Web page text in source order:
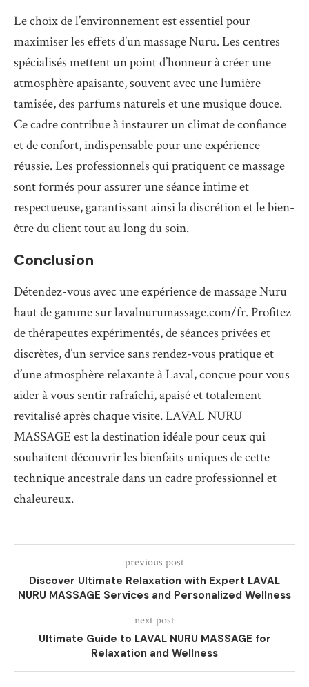
Le choix de l’environnement est essentiel pour
maximiser les effets d’un massage Nuru. Les centres
spécialisés mettent un point d’honneur à créer une
atmosphère apaisante, souvent avec une lumière
tamisée, des parfums naturels et une musique douce.
Ce cadre contribue à instaurer un climat de confiance
et de confort, indispensable pour une expérience
réussie. Les professionnels qui pratiquent ce massage
sont formés pour assurer une séance intime et
respectueuse, garantissant ainsi la discrétion et le bien-
être du client tout au long du soin.
Conclusion
Détendez-vous avec une expérience de massage Nuru
haut de gamme sur lavalnurumassage.com/fr. Profitez
de thérapeutes expérimentés, de séances privées et
discrètes, d’un service sans rendez-vous pratique et
d’une atmosphère relaxante à Laval, conçue pour vous
aider à vous sentir rafraîchi, apaisé et totalement
revitalisé après chaque visite. LAVAL NURU
MASSAGE est la destination idéale pour ceux qui
souhaitent découvrir les bienfaits uniques de cette
technique ancestrale dans un cadre professionnel et
chaleureux.
previous post
Discover Ultimate Relaxation with Expert LAVAL
NURU MASSAGE Services and Personalized Wellness
next post
Ultimate Guide to LAVAL NURU MASSAGE for
Relaxation and Wellness